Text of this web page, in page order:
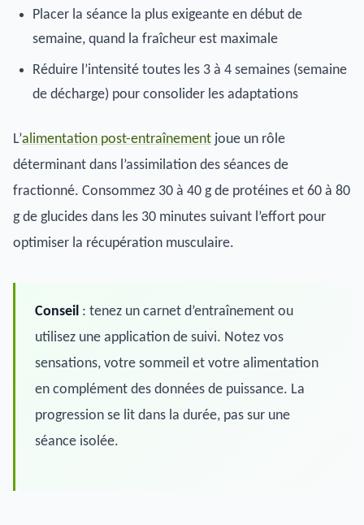
Placer la séance la plus exigeante en début de
semaine, quand la fraîcheur est maximale
Réduire l’intensité toutes les 3 à 4 semaines (semaine
de décharge) pour consolider les adaptations
L’alimentation post-entraînement joue un rôle
déterminant dans l’assimilation des séances de
fractionné. Consommez 30 à 40 g de protéines et 60 à 80
g de glucides dans les 30 minutes suivant l’effort pour
optimiser la récupération musculaire.
Conseil : tenez un carnet d’entraînement ou
utilisez une application de suivi. Notez vos
sensations, votre sommeil et votre alimentation
en complément des données de puissance. La
progression se lit dans la durée, pas sur une
séance isolée.